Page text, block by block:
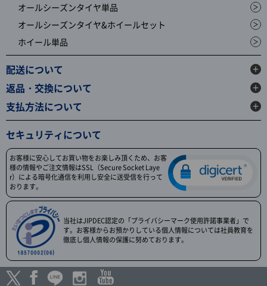
オールシーズンタイヤ単品
オールシーズンタイヤ&ホイールセット
ホイール単品
配送について
返品・交換について
支払方法について
セキュリティについて
お客様に安心してお買い物をお楽しみ頂くため、お客
様の情報やご注文情報はSSL（Secure Socket Laye
r）による暗号化通信を利用し安全に送受信を行って
おります。
当社はJIPDEC認定の「プライバシーマーク使用許諾事業者」で
す。お客様からお預かりしている個人情報については社員教育を
徹底し個人情報の保護に努めております。